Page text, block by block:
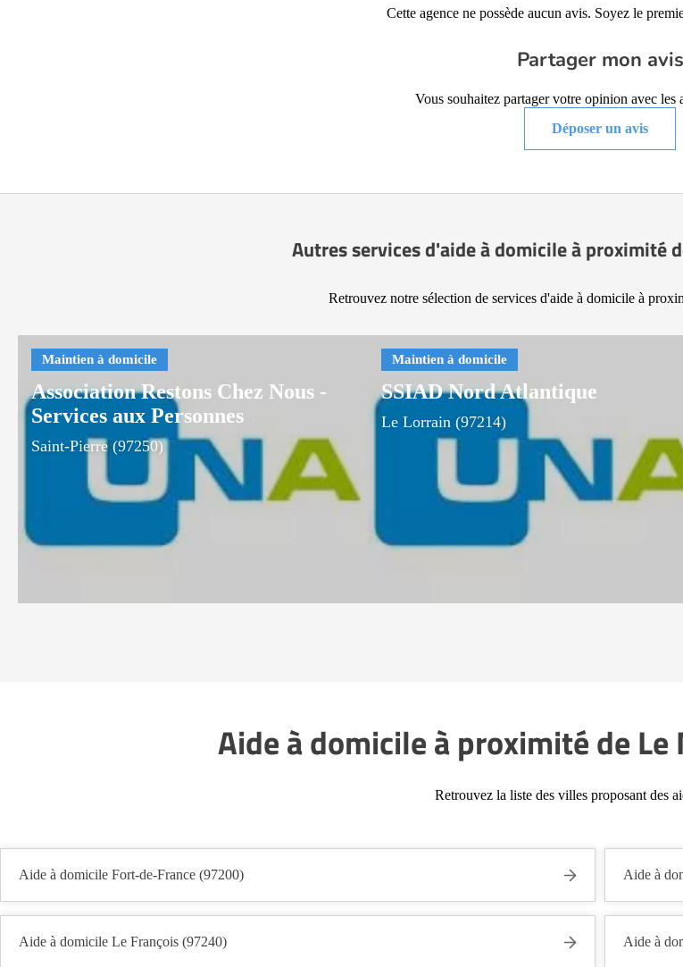
Cette agence ne possède aucun avis. Soyez le
Partager mon avis
Vous souhaitez partager votre opinion avec les
Déposer un avis
Autres services d'aide à domicile à proximité
Retrouvez notre sélection de services d'aide à domicile à
Association Restons Chez Nous -
Services aux Personnes
Saint-Pierre (97250)
SSIAD Nord Atlantique
Le Lorrain (97214)
Aide à domicile à proximité de
Retrouvez la liste des villes proposant des
Aide à domicile Fort-de-France (97200) Aide à
Aide à domicile Le François (97240) Aide à